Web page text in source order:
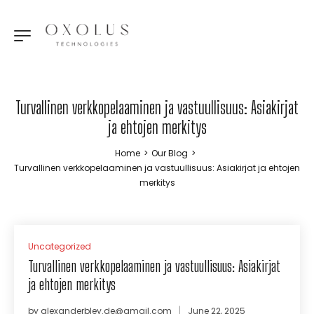
Turvallinen verkkopelaaminen ja vastuullisuus: Asiakirjat
ja ehtojen merkitys
Home > Our Blog >
Turvallinen verkkopelaaminen ja vastuullisuus: Asiakirjat ja ehtojen
merkitys
Uncategorized
Turvallinen verkkopelaaminen ja vastuullisuus: Asiakirjat
ja ehtojen merkitys
by alexanderbley.de@gmail.com June 22, 2025